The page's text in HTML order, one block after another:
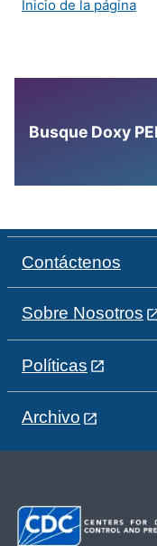
Inicio de la página
Busque Doxy
Contáctenos
Sobre Nosotros
Políticas
Archivo